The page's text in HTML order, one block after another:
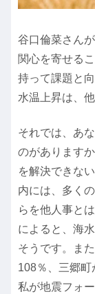
谷口倫菜さん
関心を寄せる
持って課題と
水温上昇は、
それでは、あ
のがあります
を解決できな
内には、多く
らを他人事と
によると、海
そうです。ま
108％、三郷町
私が地震フォ